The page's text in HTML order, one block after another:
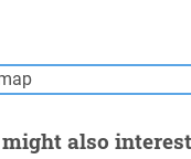
also